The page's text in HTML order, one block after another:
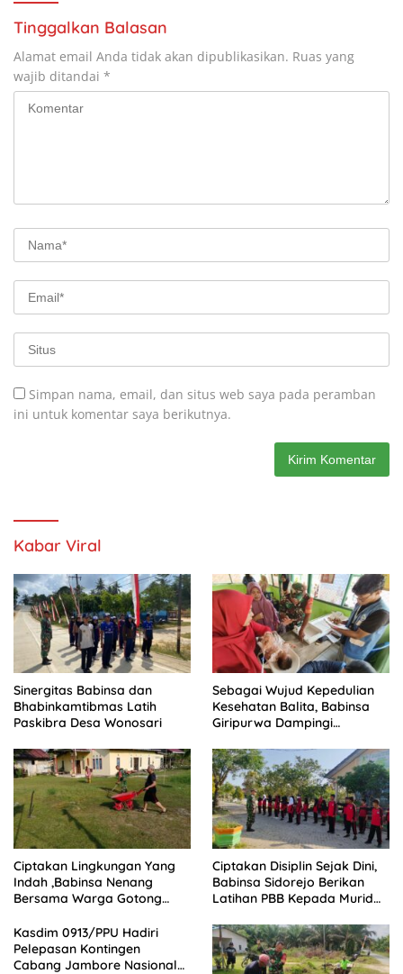
Tinggalkan Balasan
Alamat email Anda tidak akan dipublikasikan. Ruas yang
wajib ditandai *
Simpan nama, email, dan situs web saya pada peramban
ini untuk komentar saya berikutnya.
Kabar Viral
Sinergitas Babinsa dan
Bhabinkamtibmas Latih
Paskibra Desa Wonosari
Sebagai Wujud Kepedulian
Kesehatan Balita, Babinsa
Giripurwa Dampingi
Ciptakan Lingkungan Yang
Indah ,Babinsa Nenang
Bersama Warga Gotong
Ciptakan Disiplin Sejak Dini,
Babinsa Sidorejo Berikan
Latihan PBB Kepada Murid
Kasdim 0913/PPU Hadiri
Pelepasan Kontingen
Cabang Jambore Nasional